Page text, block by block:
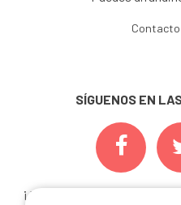
SÍGUENOS EN
¡ Y NO TE PIERDAS